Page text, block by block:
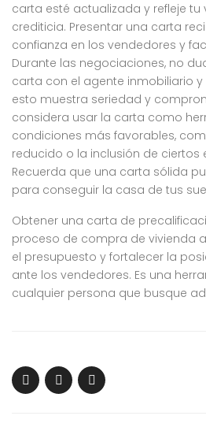
carta esté actualizada y refleje
crediticia. Presentar una carta
confianza en los vendedores y
Durante las negociaciones, no
carta con el agente inmobiliario y
esto muestra seriedad y
considera usar la carta como
condiciones más favorables,
reducido o la inclusión de ciertos
Recuerda que una carta sólida
para conseguir la casa de tus
Obtener una carta de
proceso de compra de vivienda
el presupuesto y fortalecer la
ante los vendedores. Es una
cualquier persona que busque